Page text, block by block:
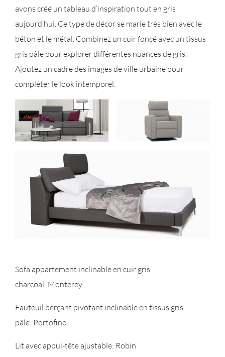
avons créé un tableau d’inspiration tout en gris
aujourd’hui. Ce type de décor se marie très bien avec le
béton et le métal. Combinez un cuir foncé avec un tissus
gris pâle pour explorer différentes nuances de gris.
Ajoutez un cadre des images de ville urbaine pour
compléter le look intemporel.
Sofa appartement inclinable en cuir gris
charcoal: Monterey
Fauteuil berçant pivotant inclinable en tissus gris
pâle: Portofino
Lit avec appui-tête ajustable: Robin